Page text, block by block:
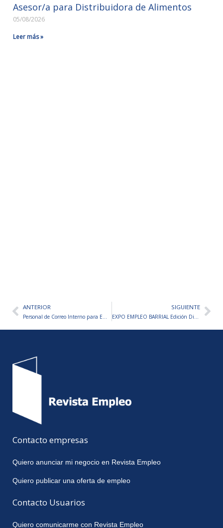
Asesor/a para Distribuidora de Alimentos
05/08/2026
Leer más »
AntANTERIOR
Personal de Correo Interno para Empresa de Emergencias Médicas
SIGUIENTE
EXPO EMPLEO BARRIAL Edición Discapacidad – JUEVES 04/06
Contacto empresas
Quiero anunciar mi negocio en Revista Empleo
Quiero publicar una oferta de empleo
Contacto Usuarios
Quiero comunicarme con Revista Empleo